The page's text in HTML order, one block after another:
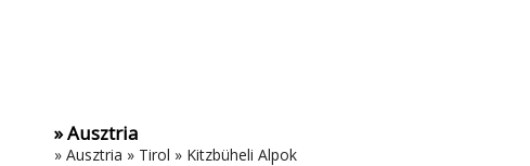
» Ausztria
» Ausztria » Tirol » Kitzbüheli Alpok